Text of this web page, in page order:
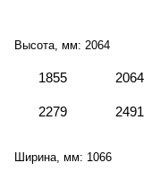
Высота, мм: 2064
1855 2064
2279 2491
Ширина, мм: 1066